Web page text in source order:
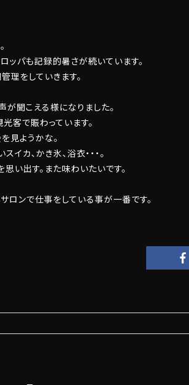
ッパも記録的暑さが続いています。
理をしていきます。
が聞こえる様になりました。
客で賑わっています。
見ようかな。
イカ、かき氷、浴衣・・・。
い出す。また味わいたいです。
ロンで仕事をしている事が一番です。